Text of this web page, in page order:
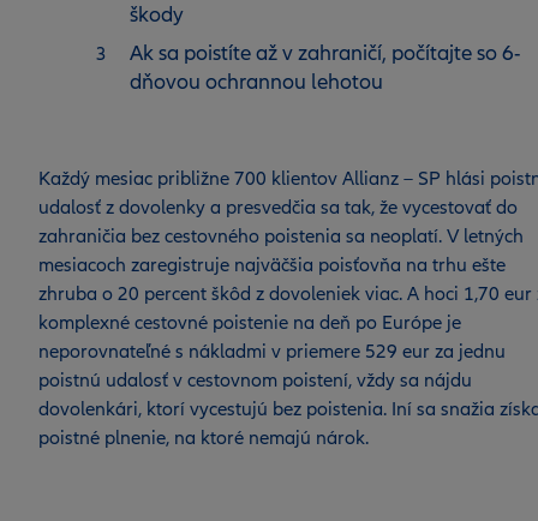
škody
Ak sa poistíte až v zahraničí, počítajte so 6-
dňovou ochrannou lehotou
Každý mesiac približne 700 klientov Allianz – SP hlási
udalosť z dovolenky a presvedčia sa tak, že vycestovať do
zahraničia bez cestovného poistenia sa neoplatí. V letných
mesiacoch zaregistruje najväčšia poisťovňa na trhu ešte
zhruba o 20 percent škôd z dovoleniek viac. A hoci 1,70 eur
komplexné cestovné poistenie na deň po Európe je
neporovnateľné s nákladmi v priemere 529 eur za jednu
poistnú udalosť v cestovnom poistení, vždy sa nájdu
dovolenkári, ktorí vycestujú bez poistenia. Iní sa snažia
poistné plnenie, na ktoré nemajú nárok.